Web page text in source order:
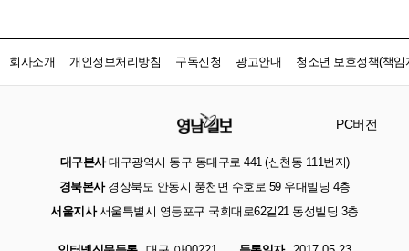
회사소개 개인정보처리방침 구독신청 광고안내 청소년 보호정책(책임
PC버전
대구본사대구광역시 동구 동대구로 441 (신천동 111번지)
경북본사경상북도 안동시 풍천면 수호로 59 우대빌딩 4층
서울지사서울특별시 영등포구 국회대로62길21 동성빌딩 3층